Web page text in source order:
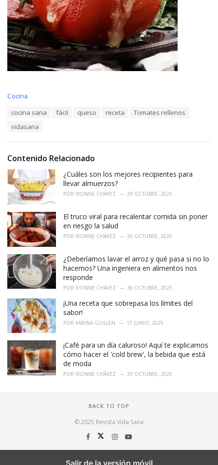
C
i
s
:
Cocina
cocina sana fácil queso receta
Tomates rellenos
vidasana
Contenido Relacionado
¿Cuáles son los mejores recipientes para
llevar almuerzos?
POR IVONNE CHÁVEZ 29 OCTUBRE, 2025
El truco viral para recalentar comida sin poner
en riesgo la salud
POR IVONNE CHÁVEZ 30 OCTUBRE, 2025
¿Deberíamos lavar el arroz y qué pasa si no lo
hacemos? Una ingeniera en alimentos nos
responde
POR IVONNE CHÁVEZ 30 OCTUBRE, 2025
¡Una receta que sobrepasa los límites del
sabor!
POR KARINA GUILLEN 17 JUNIO, 2025
¡Café para un día caluroso! Aquí te explicamos
cómo hacer el 'cold brew', la bebida que está
de moda
POR IVONNE CHÁVEZ 29 OCTUBRE, 2025
BACK TO TOP
© 2025 Revista Vida Sana
Salir de la versión móvil